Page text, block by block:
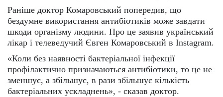
Раніше доктор Комаровський попередив, що
бездумне використання антибіотиків може завдати
шкоди організму людини. Про це заявив український
лікар і телеведучий Євген Комаровський в Instagram.
«Коли без наявності бактеріальної інфекції
профілактично призначаються антибіотики, то це не
зменшує, а збільшує, в рази збільшує кількість
бактеріальних ускладнень», - сказав доктор.